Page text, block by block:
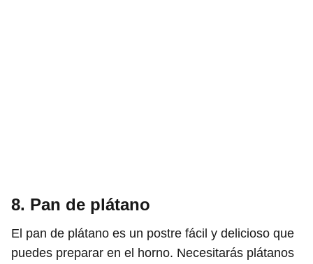
8. Pan de plátano
El pan de plátano es un postre fácil y delicioso que
puedes preparar en el horno. Necesitarás plátanos